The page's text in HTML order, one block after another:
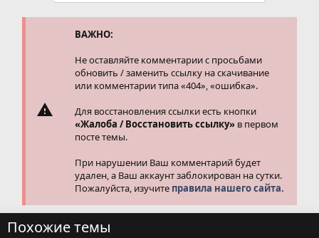
ВАЖНО:
Не оставляйте комментарии с просьбами
обновить / заменить ссылку на скачивание
или комментарии типа «404», «ошибка».
Для восстановления ссылки есть кнопки
«Жалоба / Восстановить ссылку» в первом
посте темы.
При нарушении Ваш комментарий будет
удален, а Ваш аккаунт заблокирован на сутки.
Пожалуйста, изучите правила нашего сайта.
Похожие темы